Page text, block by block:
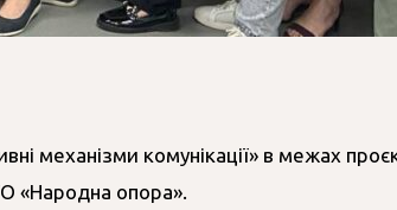
механізми комунікації» в межах
«Народна опора».